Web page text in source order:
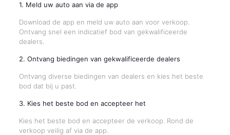
1. Meld uw auto aan via de app
Download de app en meld uw auto aan voor verkoop.
Ontvang snel een indicatief bod van gekwalificeerde
dealers.
2. Ontvang biedingen van gekwalificeerde dealers
Ontvang diverse biedingen van dealers en kies het beste
bod dat bij u past.
3. Kies het beste bod en accepteer het
Kies het beste bod en accepteer de verkoop. Rond de
verkoop veilig af via de app.